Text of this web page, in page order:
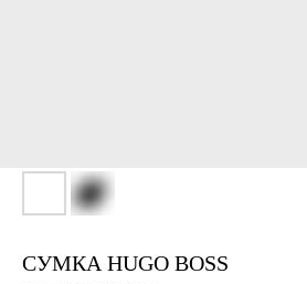
СУМКА HUGO BOSS